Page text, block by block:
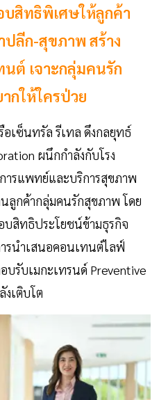
สิทธิพิเศษให้ลูกค้า
ลีก-สุขภาพ สร้าง
ต์ เจาะกลุ่มคนรัก
กให้ใครป่วย
เซ็นทรัล รีเทล ดึงกลยุทธ์
ผนึกกำลังกับโรง
ารแพทย์และบริการสุขภาพ
ลูกค้ากลุ่มคนรักสุขภาพ โดย
บสิทธิประโยชน์ข้ามธุรกิจ
รนำเสนอคอนเทนต์ไลฟ์
บรับเมกะเทรนด์ Preventive
เติบโต